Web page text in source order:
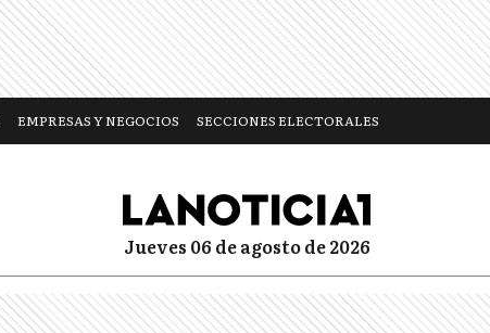
EMPRESAS Y NEGOCIOS SECCIONES ELECTORALES
jueves 06 de agosto de 2026